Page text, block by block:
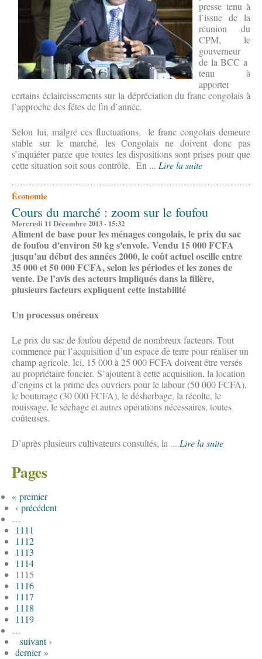
presse tenu à
l’issue de la
réunion du
CPM, le
gouverneur
de la BCC a
tenu à
apporter
certains éclaircissements sur la dépréciation du franc congolais à
l’approche des fêtes de fin d’année.
Selon lui, malgré ces fluctuations, le franc congolais demeure
stable sur le marché, les Congolais ne doivent donc pas
s’inquiéter parce que toutes les dispositions sont prises pour que
cette situation soit sous contrôle. En ... Lire la suite
Économie
Cours du marché : zoom sur le foufou
Mercredi 11 Décembre 2013 - 15:32
Aliment de base pour les ménages congolais, le prix du sac
de foufou d'environ 50 kg s'envole. Vendu 15 000 FCFA
jusqu’au début des années 2000, le coût actuel oscille entre
35 000 et 50 000 FCFA, selon les périodes et les zones de
vente. De l’avis des acteurs impliqués dans la filière,
plusieurs facteurs expliquent cette instabilité
Un processus onéreux
Le prix du sac de foufou dépend de nombreux facteurs. Tout
commence par l’acquisition d’un espace de terre pour réaliser un
champ agricole. Ici, 15 000 à 25 000 FCFA doivent être versés
au propriétaire foncier. S’ajoutent à cette acquisition, la location
d’engins et la prime des ouvriers pour le labour (50 000 FCFA),
le bouturage (30 000 FCFA), le désherbage, la récolte, le
rouissage, le séchage et autres opérations nécessaires, toutes
coûteuses.
D’après plusieurs cultivateurs consultés, la ... Lire la suite
Pages
« premier
‹ précédent
…
1111
1112
1113
1114
1115
1116
1117
1118
1119
…
suivant ›
dernier »